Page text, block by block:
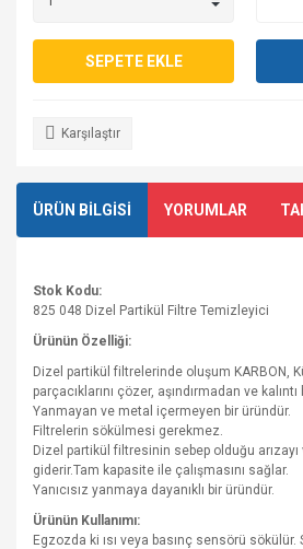
SEPETE EKLE
Karşılaştır
ÜRÜN BİLGİSİ YORUMLAR
Stok Kodu:
825 048 Dizel Partikül Filtre Temizleyici
Ürünün Özelliği:
Dizel partikül filtrelerinde oluşum KARBON,
parçacıklarını çözer, aşındırmadan ve
Yanmayan ve metal içermeyen bir üründür.
Filtrelerin sökülmesi gerekmez.
Dizel partikül filtresinin sebep olduğu arızayı
giderir.Tam kapasite ile çalışmasını sağlar.
Yanıcısız yanmaya dayanıklı bir üründür.
Ürünün Kullanımı:
Egzozda ki ısı veya basınç sensörü